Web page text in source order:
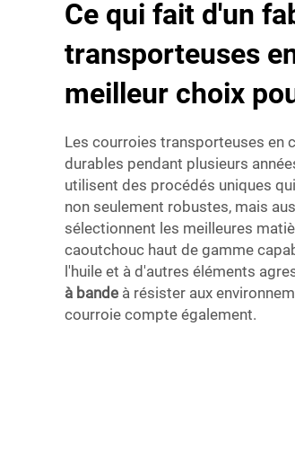
Ce qui fait d'un
transporteuses
meilleur choix
Les courroies transporteuses en
durables pendant plusieurs
utilisent des procédés uniques
non seulement robustes, mais
sélectionnent les meilleures
caoutchouc haut de gamme
l'huile et à d'autres éléments
à bande à résister aux
courroie compte également.